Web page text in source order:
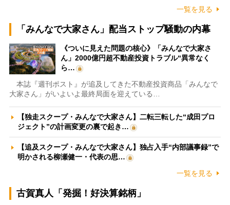
一覧を見る
「みんなで大家さん」配当ストップ騒動の内幕
《ついに見えた問題の核心》「みんなで大家さ
ん」2000億円超不動産投資トラブル“異常なく
ら…
本誌『週刊ポスト』が追及してきた不動産投資商品「みんなで
大家さん」がいよいよ最終局面を迎えている…
【独走スクープ・みんなで大家さん】二転三転した“成田プロ
ジェクト”の計画変更の裏で起き…
【追及スクープ・みんなで大家さん】独占入手“内部議事録”で
明かされる柳瀬健一・代表の思…
一覧を見る
古賀真人「発掘！好決算銘柄」